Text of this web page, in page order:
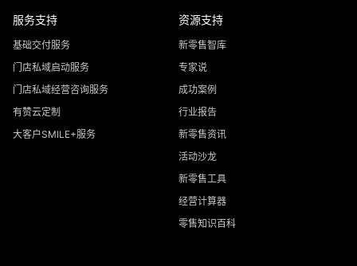
服务支持
基础交付服务
门店私域启动服务
门店私域经营咨询服务
有赞云定制
大客户SMILE+服务
资源支持
新零售智库
专家说
成功案例
行业报告
新零售资讯
活动沙龙
新零售工具
经营计算器
零售知识百科